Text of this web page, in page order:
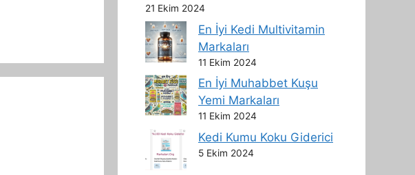
21 Ekim 2024
En İyi Kedi Multivitamin
Markaları
11 Ekim 2024
En İyi Muhabbet Kuşu
Yemi Markaları
11 Ekim 2024
Kedi Kumu Koku Giderici
5 Ekim 2024